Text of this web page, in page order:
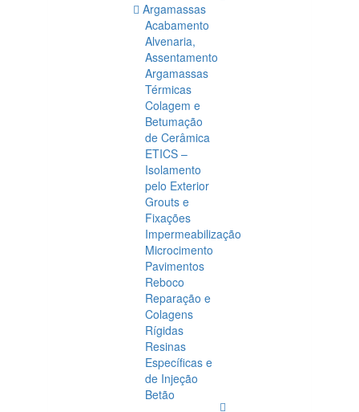
Argamassas
Acabamento
Alvenaria,
Assentamento
Argamassas
Térmicas
Colagem e
Betumação
de Cerâmica
ETICS –
Isolamento
pelo Exterior
Grouts e
Fixações
Impermeabilização
Microcimento
Pavimentos
Reboco
Reparação e
Colagens
Rígidas
Resinas
Específicas e
de Injeção
Betão